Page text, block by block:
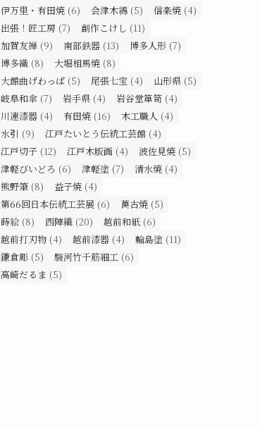
伊万里・有田焼 (6) 会津木綿 (5) 信楽焼 (4)
出張！匠工房 (7) 創作こけし (11)
加賀友禅 (9) 南部鉄器 (13) 博多人形 (7)
博多織 (8) 大堀相馬焼 (8)
大館曲げわっぱ (5) 尾張七宝 (4) 山形県 (5)
岐阜和傘 (7) 岩手県 (4) 岩谷堂箪笥 (4)
川連漆器 (4) 有田焼 (16) 木工職人 (4)
水引 (9) 江戸たいとう伝統工芸館 (4)
江戸切子 (12) 江戸木版画 (4) 波佐見焼 (5)
津軽びいどろ (6) 津軽塗 (7) 清水焼 (4)
熊野筆 (8) 益子焼 (4)
第66回日本伝統工芸展 (6) 萬古焼 (5)
蒔絵 (8) 西陣織 (20) 越前和紙 (6)
越前打刃物 (4) 越前漆器 (4) 輪島塗 (11)
鎌倉彫 (5) 駿河竹千筋細工 (6)
高崎だるま (5)